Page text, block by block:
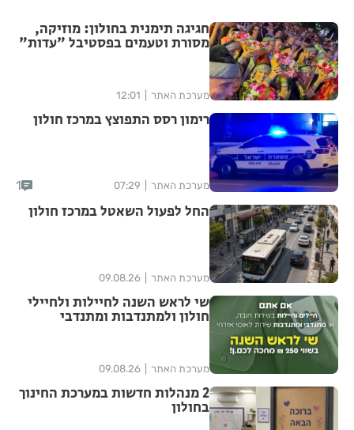
חגיגה תימנית בחולון: מוזיקה,
מסורת וטעמים בפסטיבל "עדות"
מערכת האתר 12:01
רימון רסס התפוצץ במרכז חולון
מערכת האתר 07:29
1
החל לפעול השאטל במרכז חולון
מערכת האתר 09.08.26
שי לראש השנה לחיילות ולחיילי
חולון ולמתנדבות ומתנדבי
מערכת האתר 09.08.26
2 מנהלות חדשות במערכת החינוך
בחולון